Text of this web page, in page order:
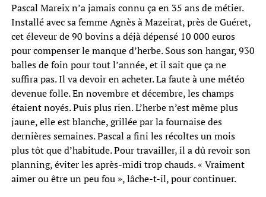
Pascal Mareix n’a jamais connu ça en 35 ans de métier.
Installé avec sa femme Agnès à Mazeirat, près de Guéret,
cet éleveur de 90 bovins a déjà dépensé 10 000 euros
pour compenser le manque d’herbe. Sous son hangar, 930
balles de foin pour tout l’année, et il sait que ça ne
suffira pas. Il va devoir en acheter. La faute à une météo
devenue folle. En novembre et décembre, les champs
étaient noyés. Puis plus rien. L’herbe n’est même plus
jaune, elle est blanche, grillée par la fournaise des
dernières semaines. Pascal a fini les récoltes un mois
plus tôt que d’habitude. Pour travailler, il a dû revoir son
planning, éviter les après-midi trop chauds. « Vraiment
aimer ou être un peu fou », lâche-t-il, pour continuer.